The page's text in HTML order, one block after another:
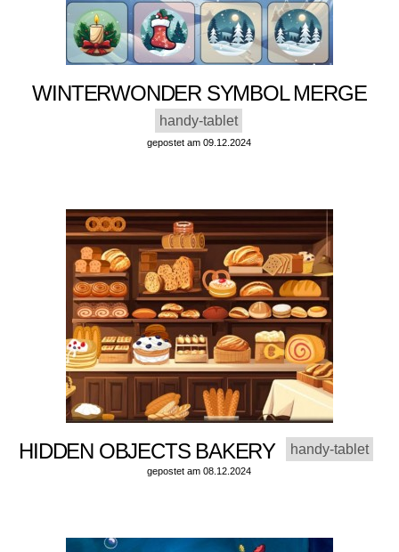
WINTERWONDER SYMBOL MERGE
handy-tablet
gepostet am 09.12.2024
HIDDEN OBJECTS BAKERY handy-tablet
gepostet am 08.12.2024